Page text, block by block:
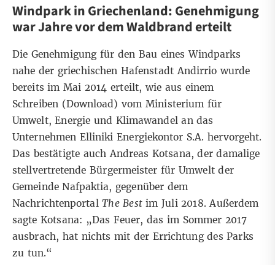
Windpark in Griechenland: Genehmigung
war Jahre vor dem Waldbrand erteilt
Die Genehmigung für den Bau eines Windparks
nahe der griechischen Hafenstadt Andirrio wurde
bereits im Mai 2014 erteilt, wie aus einem
Schreiben (Download ) vom Ministerium für
Umwelt, Energie und Klimawandel an das
Unternehmen Elliniki Energiekontor S.A. hervorgeht.
Das bestätigte auch Andreas Kotsana, der damalige
stellvertretende Bürgermeister für Umwelt der
Gemeinde Nafpaktia, gegenüber dem
NachrichtenportalThe Bestim Juli 2018. Außerdem
sagte Kotsana: „Das Feuer, das im Sommer 2017
ausbrach, hat nichts mit der Errichtung des Parks
zu tun.“